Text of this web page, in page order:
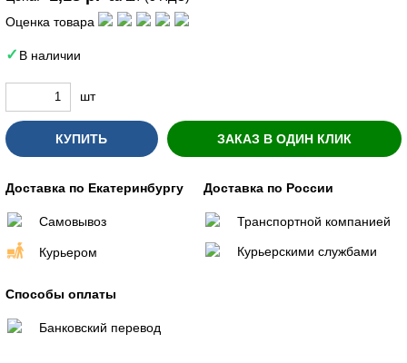
Оценка товара
В наличии
шт
КУПИТЬ ЗАКАЗ В ОДИН КЛИК
Доставка по Екатеринбургу
Самовывоз
Курьером
Доставка по России
Транспортной компанией
Курьерскими службами
Способы оплаты
Банковский перевод